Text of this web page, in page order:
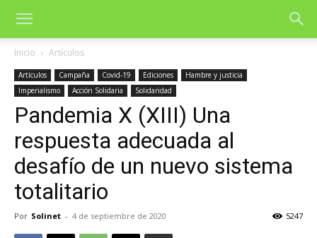
Inicio Artículos
Artículos Campaña Covid-19 Ediciones
Hambre y justicia
Imperialismo
Acción Solidaria Solidaridad
Pandemia X (XIII) Una
respuesta adecuada al
desafío de un nuevo sistema
totalitario
Por Solinet - 4 de septiembre de 2020 5247